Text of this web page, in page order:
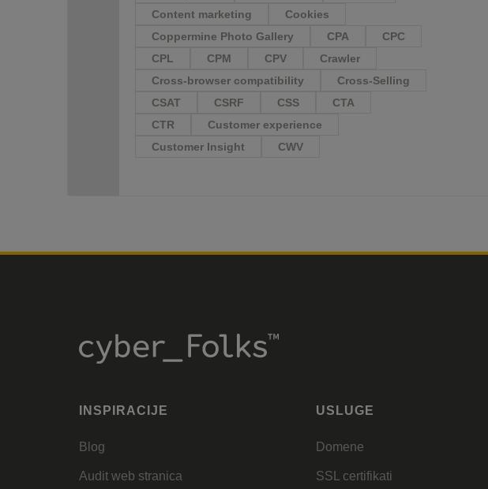
Content marketing
Cookies
Coppermine Photo Gallery
CPA
CPC
CPL
CPM CPV
Crawler
Cross-browser compatibility
Cross-Selling
CSAT
CSRF CSS
CTA
CTR
Customer experience
Customer Insight
CWV
INSPIRACIJE
Blog
Audit web stranica
USLUGE
Domene
SSL certifikati